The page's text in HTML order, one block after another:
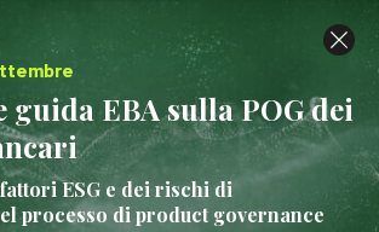
guida EBA sulla POG dei
ESG e dei rischi di
processo di product governance